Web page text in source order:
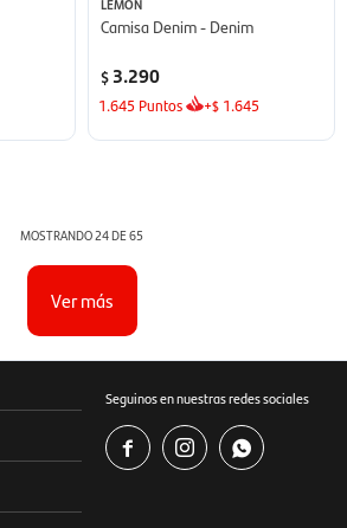
LEMON
Camisa Denim - Denim
$ 3.290
1.645 Puntos +$ 1.645
MOSTRANDO24DE65
Ver más
Seguinos en nuestras redes sociales
  